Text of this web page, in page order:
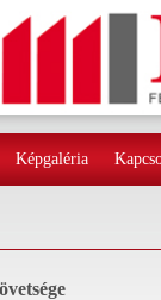
Képgaléria